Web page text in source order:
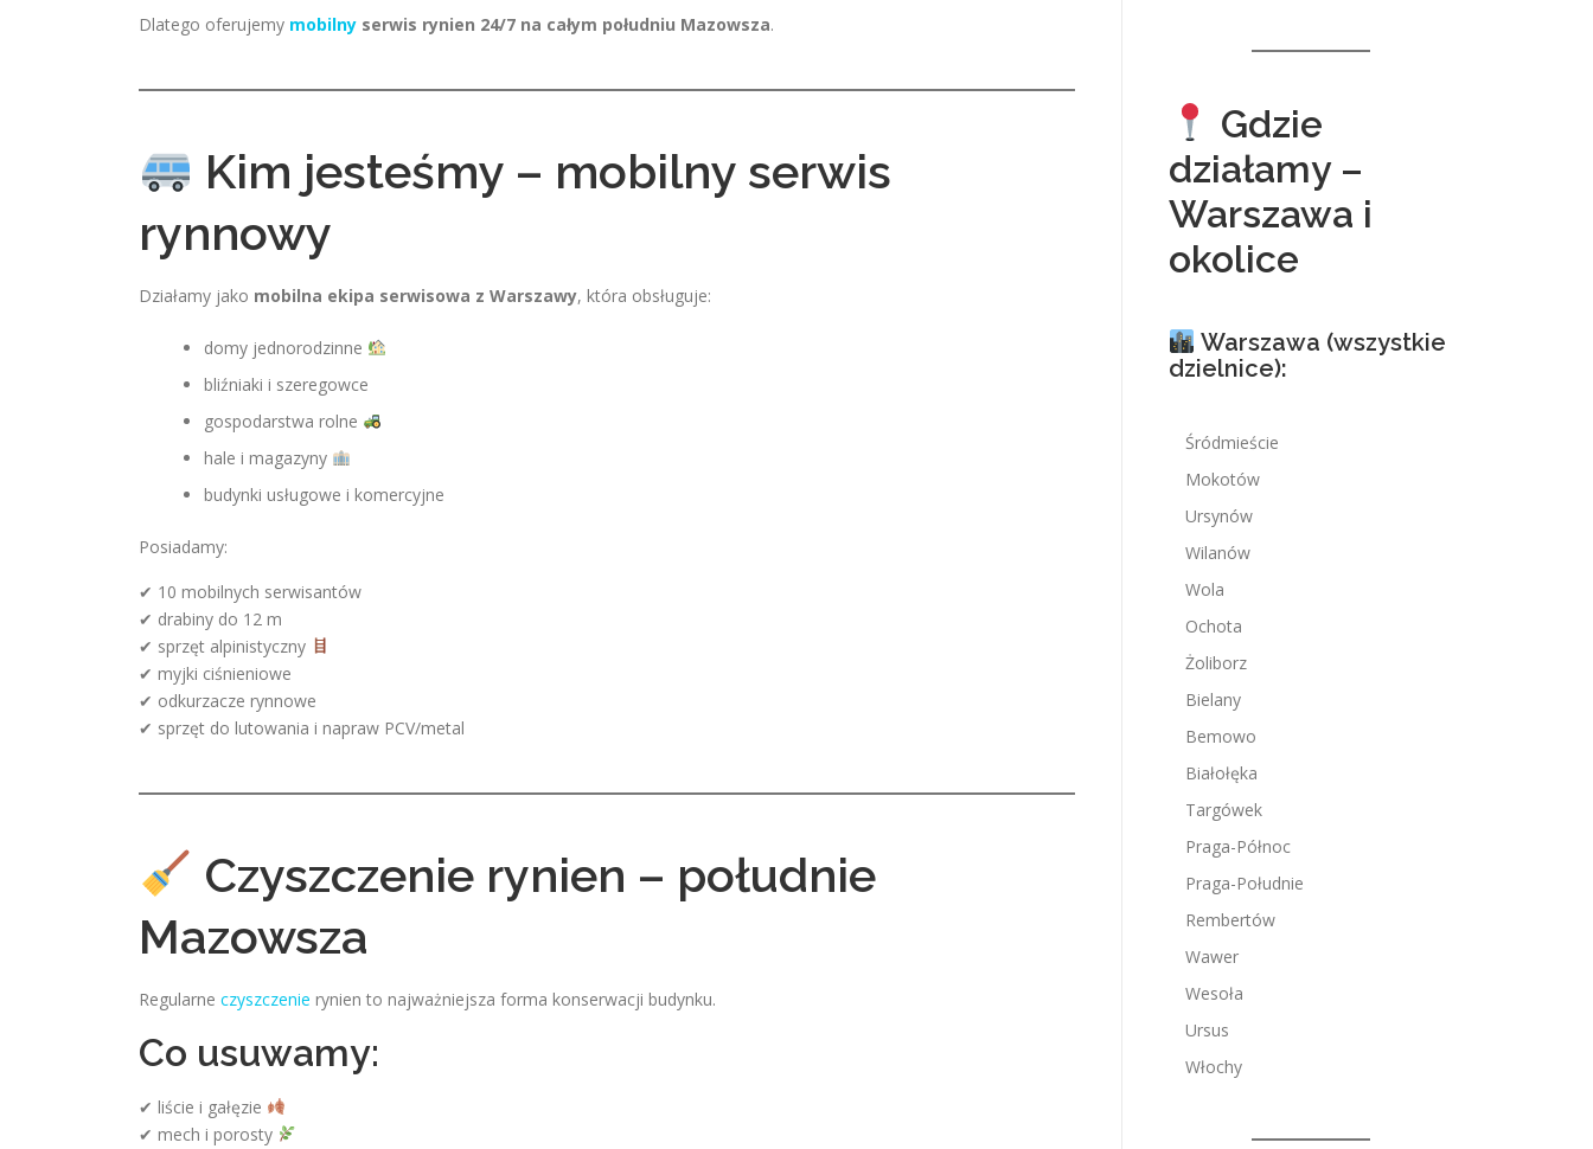
Dlatego oferujemy mobilny serwis rynien 24/7 na całym południu Mazowsza.
Kim jesteśmy – mobilny serwis
rynnowy
Działamy jako mobilna ekipa serwisowa z Warszawy, która obsługuje:
domy jednorodzinne
bliźniaki i szeregowce
gospodarstwa rolne
hale i magazyny
budynki usługowe i komercyjne
Posiadamy:
✔ 10 mobilnych serwisantów
✔ drabiny do 12 m
✔ sprzęt alpinistyczny
✔ myjki ciśnieniowe
✔ odkurzacze rynnowe
✔ sprzęt do lutowania i napraw PCV/metal
Czyszczenie rynien – południe
Mazowsza
Regularne czyszczenie rynien to najważniejsza forma konserwacji budynku.
Co usuwamy:
✔ liście i gałęzie
✔ mech i porosty
Gdzie
działamy –
Warszawa i
okolice
Warszawa (wszystkie
dzielnice):
Śródmieście
Mokotów
Ursynów
Wilanów
Wola
Ochota
Żoliborz
Bielany
Bemowo
Białołęka
Targówek
Praga-Północ
Praga-Południe
Rembertów
Wawer
Wesoła
Ursus
Włochy